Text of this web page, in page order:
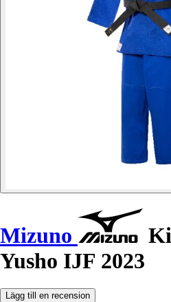
Mizuno
Yusho IJF 2023
Lägg till en recension